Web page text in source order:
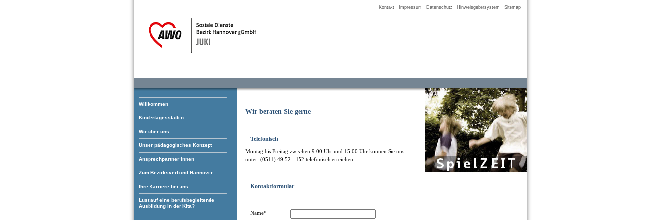
Kontakt Impressum Datenschutz Hinweisgebersystem Sitemap
Willkommen
Kindertagesstätten
Wir über uns
Unser pädagogisches Konzept
Ansprechpartner*innen
Zum Bezirksverband Hannover
Ihre Karriere bei uns
Lust auf eine berufsbegleitende
Ausbildung in der Kita?
Wir beraten Sie gerne
Telefonisch
Montag bis Freitag zwischen 9.00 Uhr und 15.00 Uhr können Sie uns
unter (0511) 49 52 - 152 telefonisch erreichen.
Kontaktformular
Name*